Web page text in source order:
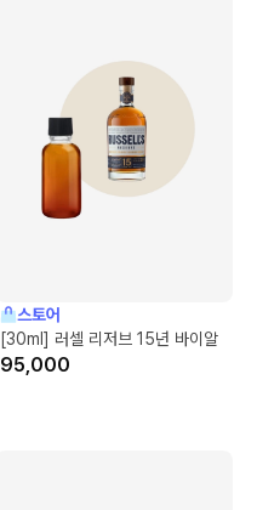
스토어
[30ml] 러셀 리저브 15년 바이알
95,000